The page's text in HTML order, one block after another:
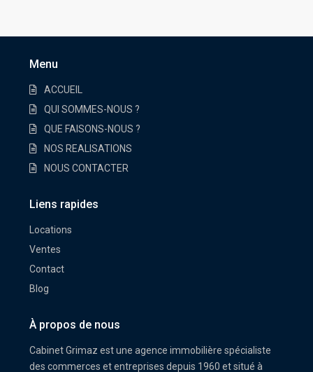
Menu
ACCUEIL
QUI SOMMES-NOUS ?
QUE FAISONS-NOUS ?
NOS REALISATIONS
NOUS CONTACTER
Liens rapides
Locations
Ventes
Contact
Blog
À propos de nous
Cabinet Grimaz est une agence immobilière spécialiste
des commerces et entreprises depuis 1960 et situé à